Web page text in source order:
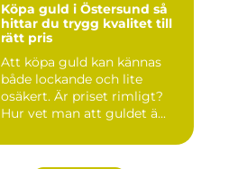
Köpa guld i Östersund så
hittar du trygg kvalitet till
rätt pris
Att köpa guld kan kännas
både lockande och lite
osäkert. Är priset rimligt?
Hur vet man att guldet ä...